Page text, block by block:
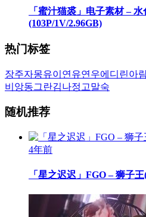
「蜜汁猫裘」电子素材 –
(103P/1V/2.96GB)
热门标签
장주자몽유이 연유연우에디린아
비앙동그란김나정 고말숙
随机推荐
4年前
「星之迟迟」FGO – 狮子